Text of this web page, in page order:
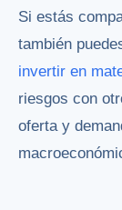
Si estás
también
invertir en
riesgos con
oferta y